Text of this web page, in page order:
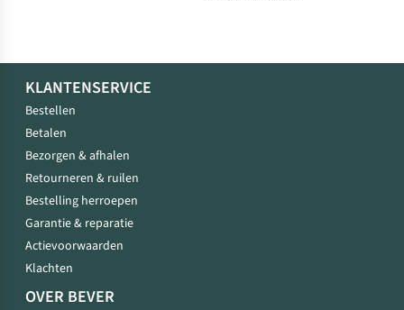
KLANTENSERVICE
Bestellen
Betalen
Bezorgen & afhalen
Retourneren & ruilen
Bestelling herroepen
Garantie & reparatie
Actievoorwaarden
Klachten
OVER BEVER